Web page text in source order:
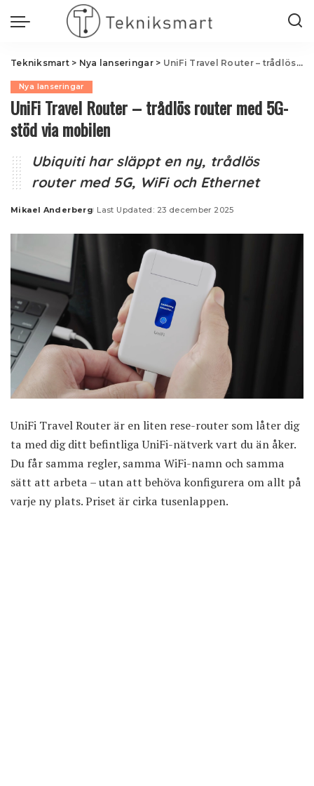
Tekniksmart> Nya lanseringar> UniFi Travel Router – trådlös router med 5G-stöd via mobilen
Nya lanseringar
UniFi Travel Router – trådlös router med 5G-
stöd via mobilen
Ubiquiti har släppt en ny, trådlös
router med 5G, WiFi och Ethernet
Posted
Mikael Anderberg Last Updated: 23 december 2025
UniFi Travel Router är en liten rese-router som låter dig
ta med dig ditt befintliga UniFi-nätverk vart du än åker.
Du får samma regler, samma WiFi-namn och samma
sätt att arbeta – utan att behöva konfigurera om allt på
varje ny plats. Priset är cirka tusenlappen.